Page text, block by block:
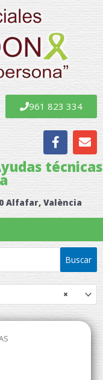
961 823 334
F
a
c
e
o
o
k
E
n
v
e
e
técnicas
Alfafar, València
Buscar
×